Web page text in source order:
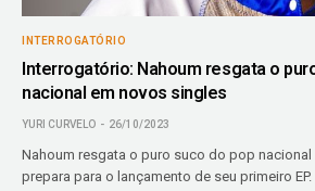
INTERROGATÓRIO
Interrogatório: Nahoum resgata o
nacional em novos singles
YURI CURVELO 26/10/2023
Nahoum resgata o puro suco do pop
prepara para o lançamento de seu primeiro EP.